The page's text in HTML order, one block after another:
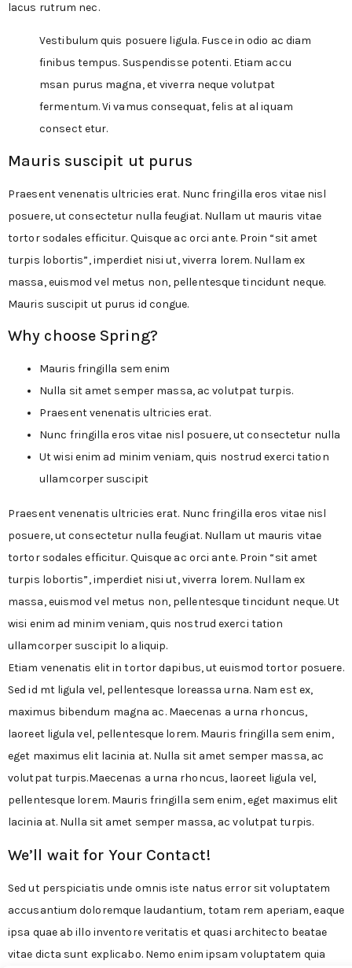
lacus rutrum nec.
Vestibulum quis posuere ligula. Fusce in odio ac diam
finibus tempus. Suspendisse potenti. Etiam accu
msan purus magna, et viverra neque volutpat
fermentum. Vi vamus consequat, felis at al iquam
consect etur.
Mauris suscipit ut purus
Praesent venenatis ultricies erat. Nunc fringilla eros vitae nisl
posuere, ut consectetur nulla feugiat. Nullam ut mauris vitae
tortor sodales efficitur. Quisque ac orci ante. Proin “sit amet
turpis lobortis”, imperdiet nisi ut, viverra lorem. Nullam ex
massa, euismod vel metus non, pellentesque tincidunt neque.
Mauris suscipit ut purus id congue.
Why choose Spring?
Mauris fringilla sem enim
Nulla sit amet semper massa, ac volutpat turpis.
Praesent venenatis ultricies erat.
Nunc fringilla eros vitae nisl posuere, ut consectetur nulla
Ut wisi enim ad minim veniam, quis nostrud exerci tation
ullamcorper suscipit
Praesent venenatis ultricies erat. Nunc fringilla eros vitae nisl
posuere, ut consectetur nulla feugiat. Nullam ut mauris vitae
tortor sodales efficitur. Quisque ac orci ante. Proin “sit amet
turpis lobortis”, imperdiet nisi ut, viverra lorem. Nullam ex
massa, euismod vel metus non, pellentesque tincidunt neque. Ut
wisi enim ad minim veniam, quis nostrud exerci tation
ullamcorper suscipit lo aliquip.
Etiam venenatis elit in tortor dapibus, ut euismod tortor posuere.
Sed id mt ligula vel, pellentesque loreassa urna. Nam est ex,
maximus bibendum magna ac. Maecenas a urna rhoncus,
laoreet ligula vel, pellentesque lorem. Mauris fringilla sem enim,
eget maximus elit lacinia at. Nulla sit amet semper massa, ac
volutpat turpis.Maecenas a urna rhoncus, laoreet ligula vel,
pellentesque lorem. Mauris fringilla sem enim, eget maximus elit
lacinia at. Nulla sit amet semper massa, ac volutpat turpis.
We’ll wait for Your Contact!
Sed ut perspiciatis unde omnis iste natus error sit voluptatem
accusantium doloremque laudantium, totam rem aperiam, eaque
ipsa quae ab illo inventore veritatis et quasi architecto beatae
vitae dicta sunt explicabo. Nemo enim ipsam voluptatem quia